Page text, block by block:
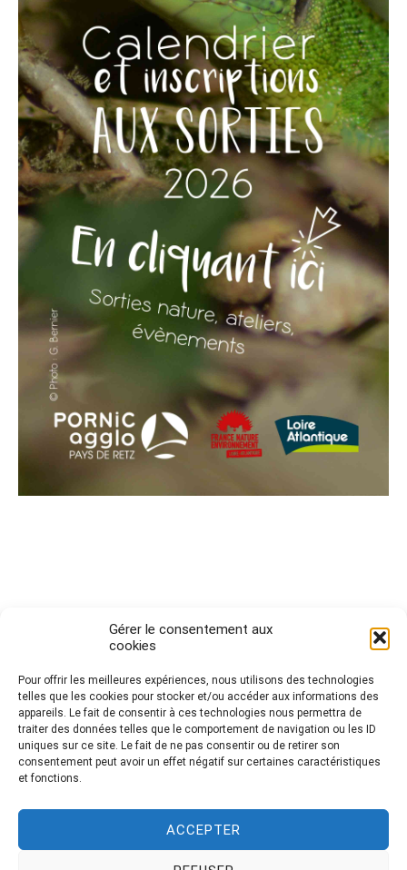
Gérer le consentement aux
cookies
Pour offrir les meilleures expériences, nous utilisons des technologies
telles que les cookies pour stocker et/ou accéder aux informations des
appareils. Le fait de consentir à ces technologies nous permettra de
traiter des données telles que le comportement de navigation ou les ID
uniques sur ce site. Le fait de ne pas consentir ou de retirer son
consentement peut avoir un effet négatif sur certaines caractéristiques
et fonctions.
ACCEPTER
Politique de cookies (UE)
Mentions légales